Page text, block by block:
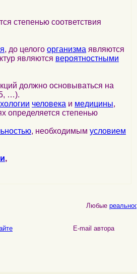
степенью соответствия
, до целого организма являются
являются вероятностными
должно основываться на
…).
человека и медицины,
определяется степенью
, необходимым условием
,
Любыереальности
E-mail автора